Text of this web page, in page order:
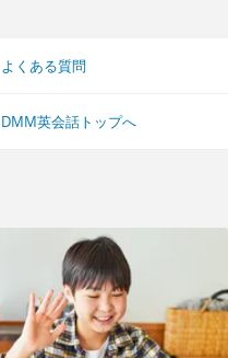
よくある質問
DMM英会話トップへ